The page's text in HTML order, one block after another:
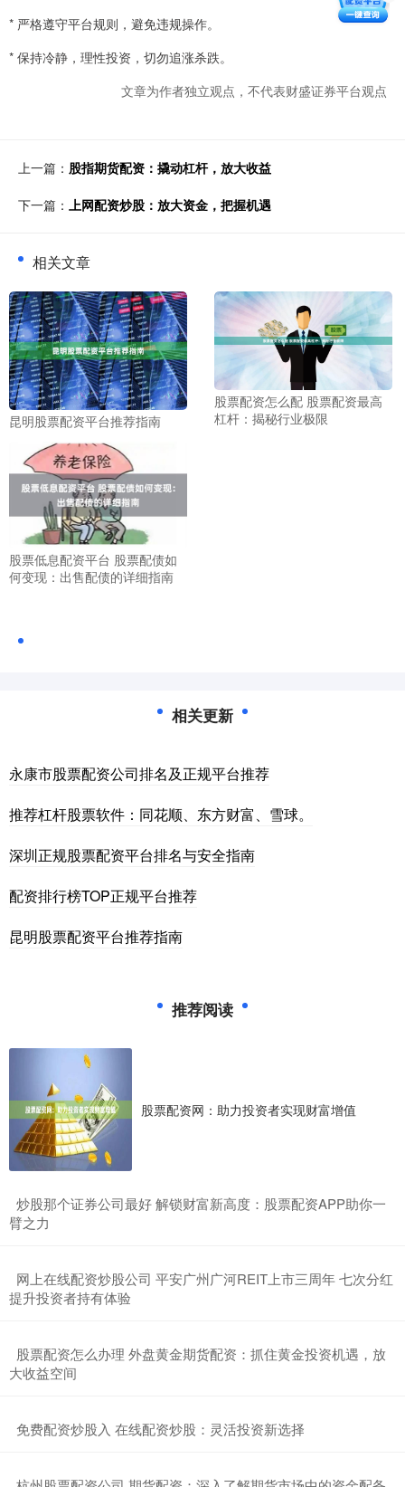
* 严格遵守平台规则，避免违规操作。
* 保持冷静，理性投资，切勿追涨杀跌。
文章为作者独立观点，不代表财盛证券平台观点
上一篇： 股指期货配资：撬动杠杆，放大收益
下一篇： 上网配资炒股：放大资金，把握机遇
相关文章
昆明股票配资平台推荐指南
股票配资怎么配 股票配资最高
杠杆：揭秘行业极限
股票低息配资平台 股票配债如
何变现：出售配债的详细指南
相关更新
永康市股票配资公司排名及正规平台推荐
推荐杠杆股票软件：同花顺、东方财富、雪球。
深圳正规股票配资平台排名与安全指南
配资排行榜TOP正规平台推荐
昆明股票配资平台推荐指南
推荐阅读
股票配资网：助力投资者实现财富增值
​炒股那个证券公司最好 解锁财富新高度：股票配资APP助你一
臂之力
​网上在线配资炒股公司 平安广州广河REIT上市三周年 七次分红
提升投资者持有体验
​股票配资怎么办理 外盘黄金期货配资：抓住黄金投资机遇，放
大收益空间
​免费配资炒股入 在线配资炒股：灵活投资新选择